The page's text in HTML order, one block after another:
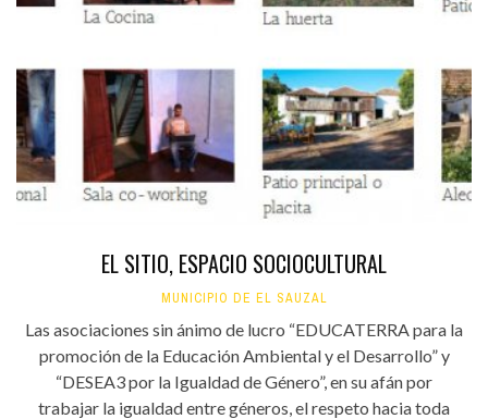
EL SITIO, ESPACIO SOCIOCULTURAL
MUNICIPIO DE EL SAUZAL
Las asociaciones sin ánimo de lucro “EDUCATERRA para la
promoción de la Educación Ambiental y el Desarrollo” y
“DESEA3 por la Igualdad de Género”, en su afán por
trabajar la igualdad entre géneros, el respeto hacia toda